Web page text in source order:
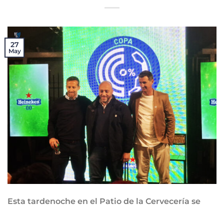
27
May
Esta tardenoche en el Patio de la Cervecería se